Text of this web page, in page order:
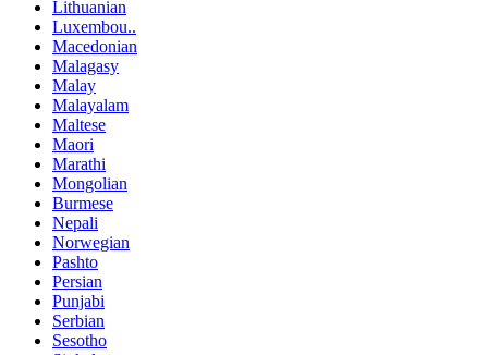
Lithuanian
Luxembou..
Macedonian
Malagasy
Malay
Malayalam
Maltese
Maori
Marathi
Mongolian
Burmese
Nepali
Norwegian
Pashto
Persian
Punjabi
Serbian
Sesotho